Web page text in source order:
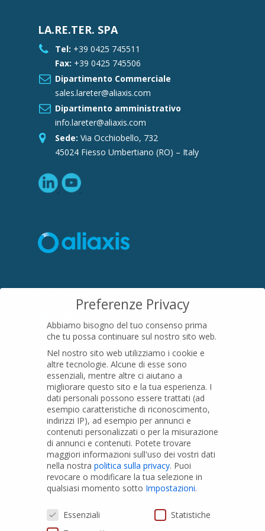
LA.RE.TER. SPA
Tel: +39 0425 745511
Fax: +39 0425 745506
Dipartimento Commerciale
sales.lareter@aliaxis.com
Dipartimento amministrativo
info.lareter@aliaxis.com
Sede: Via Occhiobello, 732
45024 Fiesso Umbertiano (RO) – Italy
16015 Casella (GE) – Italy
01079200299
PRODOTTI
Tubi PVC
Raccordi PVC
Tubi e Raccordi in PVC-A
Pozzi Artesiani
Preferenze Privacy
Abbiamo bisogno del tuo consenso prima
che tu possa continuare sul nostro sito web.
Nel nostro sito web utilizziamo i cookie e
altre tecnologie. Alcune di esse sono
essenziali, mentre altre ci aiutano a
migliorare questo sito e la tua esperienza. I
dati personali possono essere trattati (ad
esempio caratteristiche di riconoscimento,
indirizzi IP), ad esempio per annunci e
contenuti personalizzati o per la misurazione
di annunci e contenuti. Potete trovare
maggiori informazioni sull'uso dei vostri dati
nella nostra politica sulla privacy. Puoi
revocare o modificare la tua selezione in
qualsiasi momento sotto Impostazioni.
Preferenze Privacy
Essenziali
Statistiche